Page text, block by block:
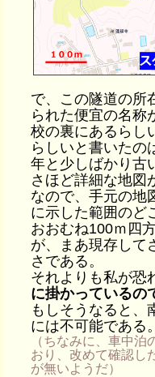
で、この隧道の所
られた便宜の名称
校の裏にあるらし
らしいと書いたの
年と少しばかり古
さほど詳細な地図
なので、手元の地
に示した範囲のど
おおむね100ｍ四
が、まあ現存して
さである。
それよりも私が恐
に掛かっているの
もしそうなると、
には不可能である。
（ちなみに、車中
おり、改めて確認し
が無いようだ）